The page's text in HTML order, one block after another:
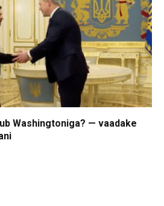
Washingtoniga? — vaadake